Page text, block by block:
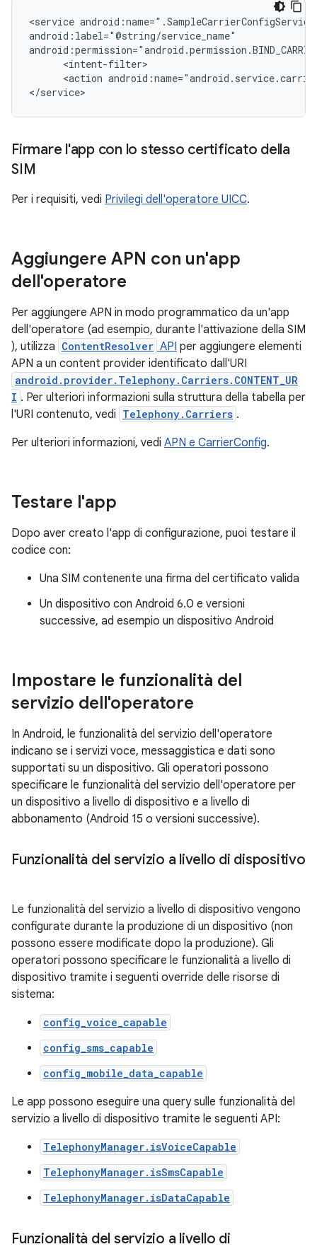
<service
android:label="@string/service_name"
      <intent-filter>
<action
</service>
Firmare l'app con lo stesso certificato della
SIM
Per i requisiti, vedi Privilegi dell'operatore UICC.
Aggiungere APN con un'app
dell'operatore
Per aggiungere APN in modo programmatico da un'app
dell'operatore (ad esempio, durante l'attivazione della SIM
), utilizza ContentResolver API per aggiungere elementi
APN a un content provider identificato dall'URI
android.provider.Telephony.Carriers.CONTENT_UR
I . Per ulteriori informazioni sulla struttura della tabella per
l'URI contenuto, vedi Telephony.Carriers .
Per ulteriori informazioni, vedi APN e CarrierConfig.
Testare l'app
Dopo aver creato l'app di configurazione, puoi testare il
codice con:
Una SIM contenente una firma del certificato valida
Un dispositivo con Android 6.0 e versioni
successive, ad esempio un dispositivo Android
Impostare le funzionalità del
servizio dell'operatore
In Android, le funzionalità del servizio dell'operatore
indicano se i servizi voce, messaggistica e dati sono
supportati su un dispositivo. Gli operatori possono
specificare le funzionalità del servizio dell'operatore per
un dispositivo a livello di dispositivo e a livello di
abbonamento (Android 15 o versioni successive).
Funzionalità del servizio a livello di dispositivo
Le funzionalità del servizio a livello di dispositivo vengono
configurate durante la produzione di un dispositivo (non
possono essere modificate dopo la produzione). Gli
operatori possono specificare le funzionalità a livello di
dispositivo tramite i seguenti override delle risorse di
sistema:
config_voice_capable
config_sms_capable
config_mobile_data_capable
Le app possono eseguire una query sulle funzionalità del
servizio a livello di dispositivo tramite le seguenti API:
TelephonyManager.isVoiceCapable
TelephonyManager.isSmsCapable
TelephonyManager.isDataCapable
Funzionalità del servizio a livello di